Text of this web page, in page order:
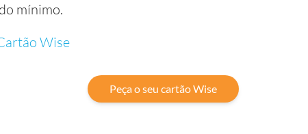
mínimo.
Wise
Peça o seu cartão Wise